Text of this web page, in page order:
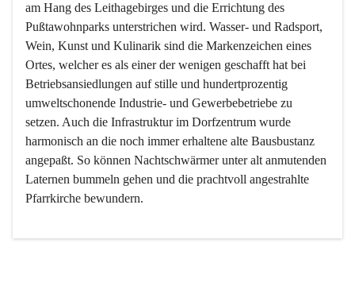
am Hang des Leithagebirges und die Errichtung des
Pußtawohnparks unterstrichen wird. Wasser- und Radsport,
Wein, Kunst und Kulinarik sind die Markenzeichen eines
Ortes, welcher es als einer der wenigen geschafft hat bei
Betriebsansiedlungen auf stille und hundertprozentig
umweltschonende Industrie- und Gewerbebetriebe zu
setzen. Auch die Infrastruktur im Dorfzentrum wurde
harmonisch an die noch immer erhaltene alte Bausbustanz
angepaßt. So können Nachtschwärmer unter alt anmutenden
Laternen bummeln gehen und die prachtvoll angestrahlte
Pfarrkirche bewundern.
Der Weinbau dominert heute nicht mehr, ist aber integrativer